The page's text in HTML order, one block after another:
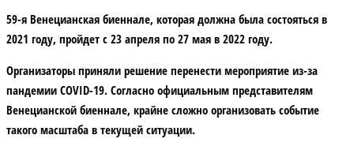
59-я Венецианская биеннале, которая должна была состояться в
2021 году, пройдет с 23 апреля по 27 мая в 2022 году.
Организаторы приняли решение перенести мероприятие из-за
пандемии COVID-19. Согласно официальным представителям
Венецианской биеннале, крайне сложно организовать событие
такого масштаба в текущей ситуации.